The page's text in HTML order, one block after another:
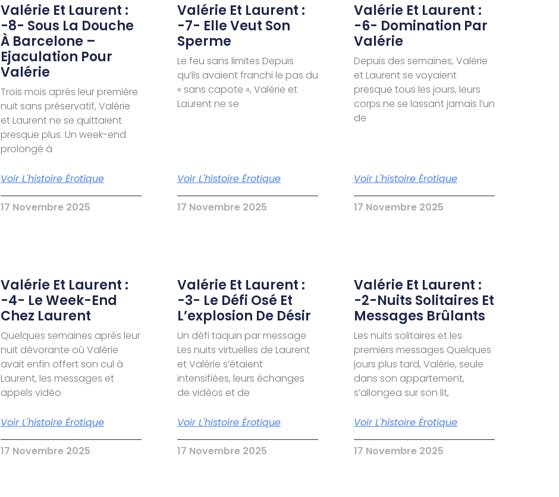
Valérie Et Laurent :
-8- Sous La Douche
À Barcelone –
Ejaculation Pour
Valérie
Trois mois après leur première
nuit sans préservatif, Valérie
et Laurent ne se quittaient
presque plus. Un week-end
prolongé à
Voir L'histoire Érotique
17 Novembre 2025
Valérie Et Laurent :
-7- Elle Veut Son
Sperme
Le feu sans limites Depuis
qu’ils avaient franchi le pas du
« sans capote », Valérie et
Laurent ne se
Voir L'histoire Érotique
17 Novembre 2025
Valérie Et Laurent :
-6- Domination Par
Valérie
Depuis des semaines, Valérie
et Laurent se voyaient
presque tous les jours, leurs
corps ne se lassant jamais l’un
de
Voir L'histoire Érotique
17 Novembre 2025
Valérie Et Laurent :
-4- Le Week-End
Chez Laurent
Quelques semaines après leur
nuit dévorante où Valérie
avait enfin offert son cul à
Laurent, les messages et
appels vidéo
Voir L'histoire Érotique
17 Novembre 2025
Valérie Et Laurent :
-3- Le Défi Osé Et
L’explosion De Désir
Un défi taquin par message
Les nuits virtuelles de Laurent
et Valérie s’étaient
intensifiées, leurs échanges
de vidéos et de
Voir L'histoire Érotique
17 Novembre 2025
Valérie Et Laurent :
-2-Nuits Solitaires Et
Messages Brûlants
Les nuits solitaires et les
premiers messages Quelques
jours plus tard, Valérie, seule
dans son appartement,
s’allongea sur son lit,
Voir L'histoire Érotique
17 Novembre 2025